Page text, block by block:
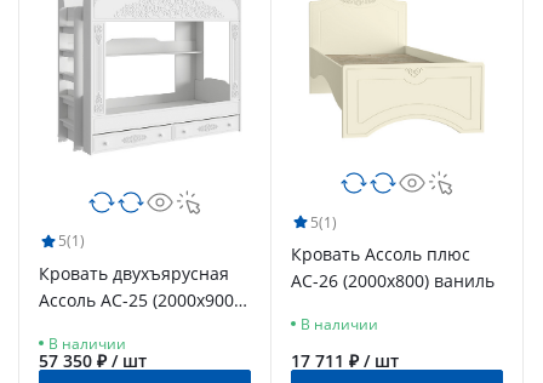
5(1)
Кровать двухъярусная
Ассоль АС-25 (2000х900)
В наличии
57 350 ₽ / шт
5(1)
Кровать Ассоль плюс
АС-26 (2000х800) ваниль
В наличии
17 711 ₽ / шт